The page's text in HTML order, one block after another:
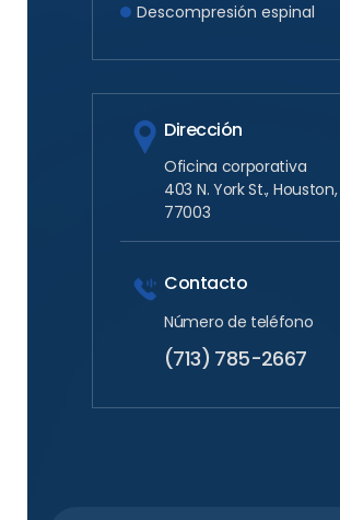
Descompresión espinal
Dirección
Oficina corporativa
403 N. York St., Houston,
77003
Contacto
Número de teléfono
(713) 785-2667